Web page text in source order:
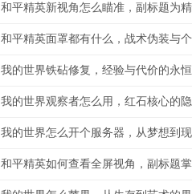
和平精英面罩都有什么，战术伪装与
我的世界观察者怎么用，红石核心的
我的世界怎么开个服务器，从梦想到